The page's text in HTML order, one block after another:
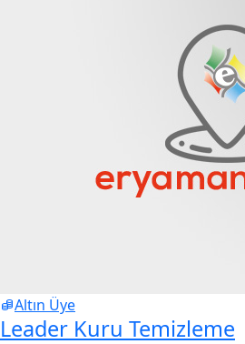
Altın Üye
Leader Kuru Temizleme